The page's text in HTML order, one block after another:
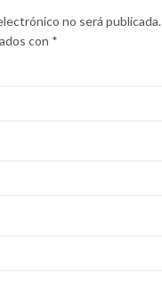
no será publicada.
con *